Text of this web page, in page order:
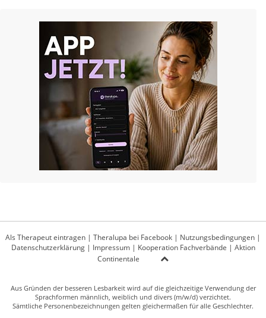
Als Therapeut eintragen | Theralupa bei Facebook | Nutzungsbedingungen |
Datenschutzerklärung| Impressum| Kooperation Fachverbände | Aktion
Continentale
Aus Gründen der besseren Lesbarkeit wird auf die gleichzeitige Verwendung der
Sprachformen männlich, weiblich und divers (m/w/d) verzichtet.
Sämtliche Personenbezeichnungen gelten gleichermaßen für alle Geschlechter.